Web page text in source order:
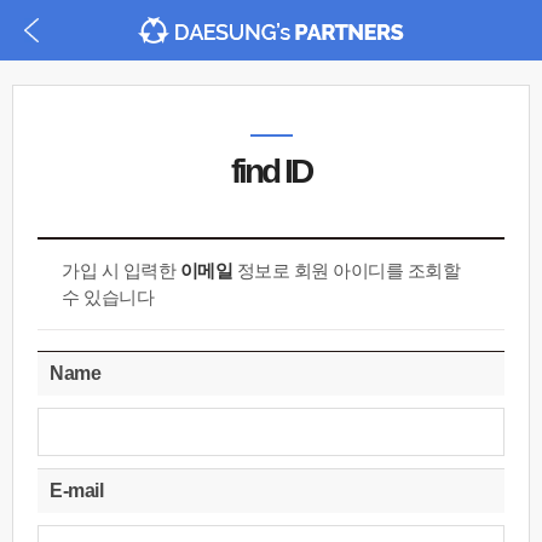
find ID
가입 시 입력한 이메일 정보로 회원 아이디를 조회할
수 있습니다
Name
E-mail